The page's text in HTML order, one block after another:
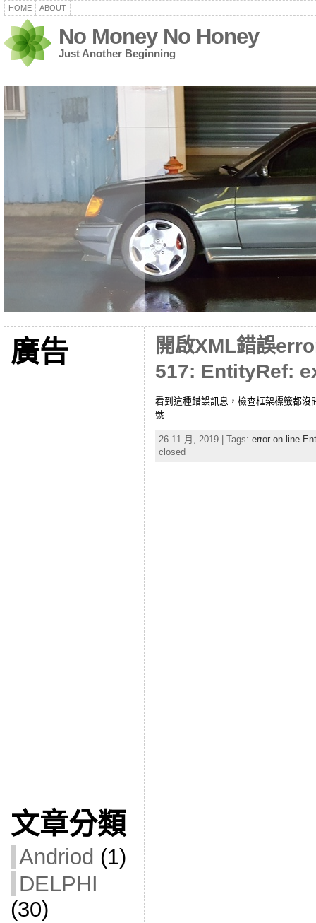
HOME ABOUT
No Money No Honey
Just Another Beginning
廣告
文章分類
Andriod (1)
DELPHI
(30)
開啟XML錯誤
517: EntityRef:
看到這種錯誤訊息，檢查框架標籤都
號
26 11 月, 2019 | Tags: error on line
closed